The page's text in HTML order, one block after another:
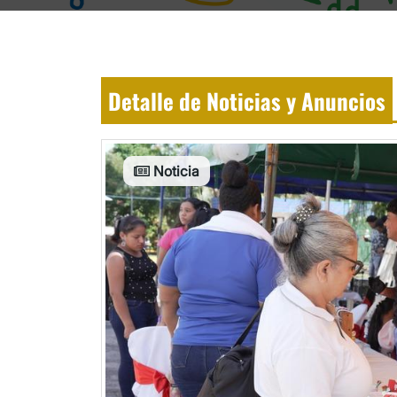
Detalle de Noticias y Anuncios
Noticia